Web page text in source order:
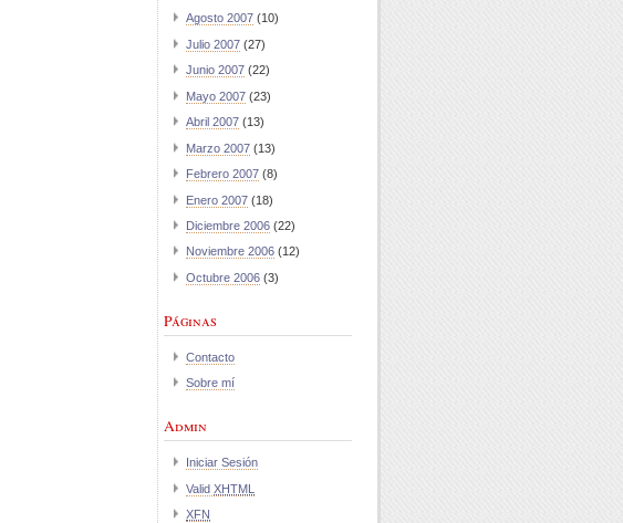
Agosto 2007 (10)
Julio 2007 (27)
Junio 2007 (22)
Mayo 2007 (23)
Abril 2007 (13)
Marzo 2007 (13)
Febrero 2007 (8)
Enero 2007 (18)
Diciembre 2006 (22)
Noviembre 2006 (12)
Octubre 2006 (3)
Páginas
Contacto
Sobre mí
Admin
Iniciar Sesión
Valid XHTML
XFN